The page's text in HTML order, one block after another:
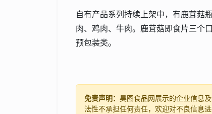
自有产品系列持续上架中，有鹿茸菇
肉、鸡肉、牛肉。鹿茸菇即食片三个
预包装类。
免责声明： 昊图食品网展示的企业信息
法性不承担任何责任，欢迎对不良信息